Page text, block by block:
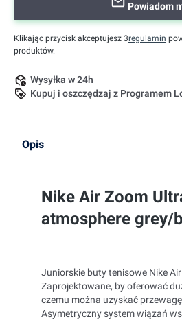
Powiadom
Klikając przycisk akceptujesz 3regulamin
produktów.
Wysyłka w 24h
Kupuj i oszczędzaj z Programem
Opis
Nike Air Zoom
atmosphere grey/
Juniorskie buty tenisowe Nike
Zaprojektowane, by oferować
czemu można uzyskać
Asymetryczny system wiązań